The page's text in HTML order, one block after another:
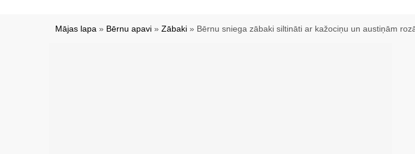
Mājas lapa » Bērnu apavi »Zābaki » Bērnu sniega zābaki siltināti ar kažociņu un austiņām